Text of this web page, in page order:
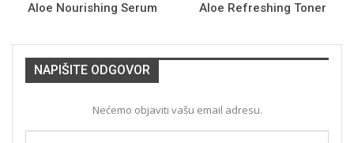
Aloe Nourishing Serum Aloe Refreshing Toner
NAPIŠITE ODGOVOR
Nećemo objaviti vašu email adresu.